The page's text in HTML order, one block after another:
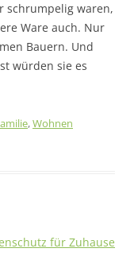
schrumpelig waren,
Ware auch. Nur
Bauern. Und
würden sie es
,Wohnen
für Zuhause